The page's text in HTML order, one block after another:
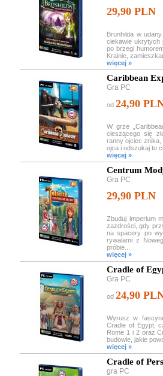
29,90 PLN
Brunhilda w
ciekawie ukrytych
po brzegi
Krainie,
więcej »
Caribbean
Gra PC
od 24,90
W grze
cieszącego się
ranny ojciec znika,
ojca i odszukaj to
więcej »
Centrum
Gra PC
29,90 PLN
Zbuduj imperium
zazdrości, gdy
na spacery po
rywalami z
próbie...
więcej »
Cradle of
Gra PC
od 24,90
Wyrusz w
Cradle of Egypt,
Rome 1 i 2 oraz
budowle, jakie
więcej »
Cradle of
gra PC